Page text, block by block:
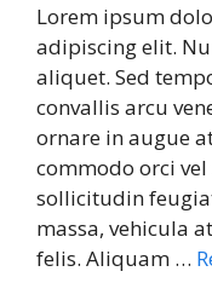
Lorem ipsum
adipiscing elit.
aliquet. Sed
convallis arcu
ornare in augue
commodo orci vel
sollicitudin
massa, vehicula
felis. Aliquam …